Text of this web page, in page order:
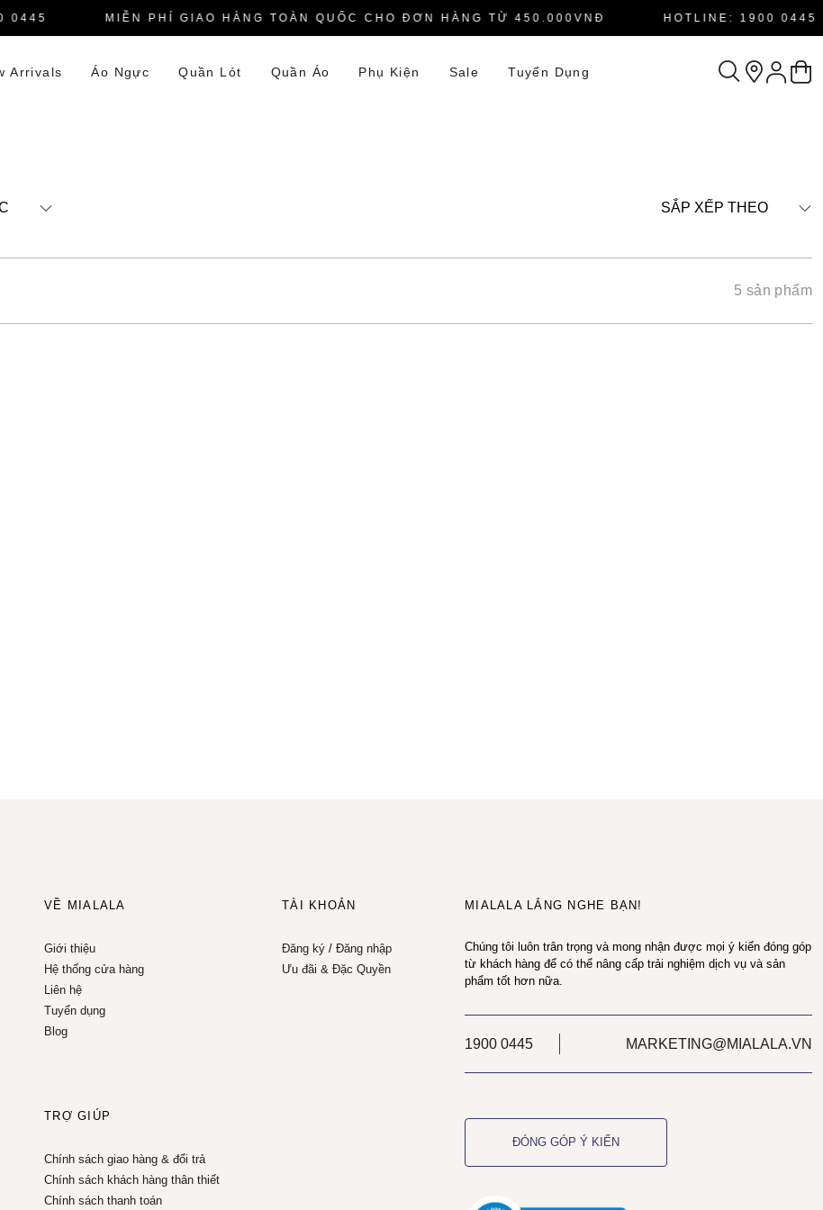
MIỄN PHÍ GIAO HÀNG TOÀN QUỐC CHO ĐƠN HÀNG TỪ 450.000VNĐ HOTLINE: 1900 0445
Arrivals Áo Ngực Quần Lót Quần Áo Phụ Kiện Sale Tuyển Dụng
SẮP XẾP THEO
5 sản phẩm
VỀ MIALALA
Giới thiệu
Hệ thống cửa hàng
Liên hệ
Tuyển dụng
Blog
TÀI KHOẢN
Đăng ký/ Đăng nhập
Ưu đãi & Đặc Quyền
TRỢ GIÚP
Chính sách giao hàng & đổi trả
Chính sách khách hàng thân thiết
Chính sách thanh toán
MIALALA LẮNG NGHE BẠN!
Chúng tôi luôn trân trọng và mong nhận được mọi ý kiến đóng góp
từ khách hàng để có thể nâng cấp trải nghiệm dịch vụ và sản
phẩm tốt hơn nữa.
1900 0445 MARKETING@MIALALA.VN
ĐÓNG GÓP Ý KIẾN